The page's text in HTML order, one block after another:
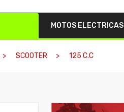
MOTOS ELECTRICAS
SCOOTER 125 C.C